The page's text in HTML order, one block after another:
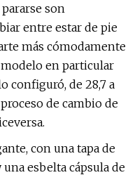
son
entre estar de pie
más cómodamente
en particular
configuró, de 28,7 a
de cambio de
con una tapa de
esbelta cápsula de